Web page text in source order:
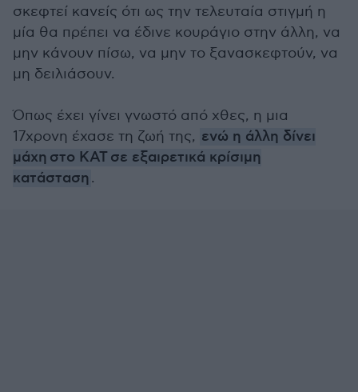
σκεφτεί κανείς ότι ως την τελευταία στιγμή η
μία θα πρέπει να έδινε κουράγιο στην άλλη, να
μην κάνουν πίσω, να μην το ξανασκεφτούν, να
μη δειλιάσουν.
Όπως έχει γίνει γνωστό από χθες, η μια
17χρονη έχασε τη ζωή της, ενώ η άλλη δίνει
μάχη στο ΚΑΤ σε εξαιρετικά κρίσιμη
κατάσταση.